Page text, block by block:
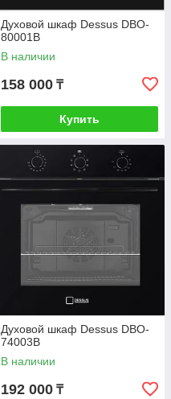
Духовой шкаф Dessus DBO-
80001B
В наличии
158 000 ₸
Купить
Духовой шкаф Dessus DBO-
74003B
В наличии
192 000 ₸